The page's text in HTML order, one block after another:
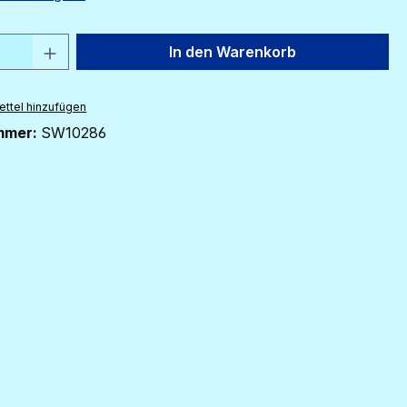
Anzahl: Gib den gewünschten Wert
In den Warenkorb
hinzufügen
SW10286